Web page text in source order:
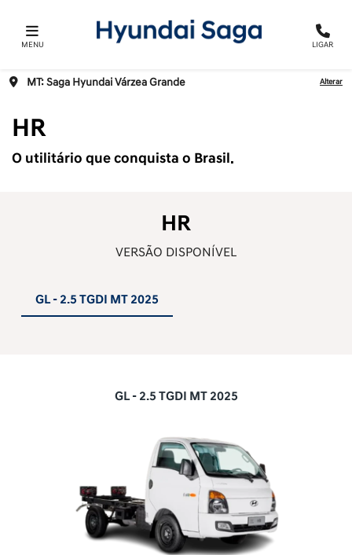
MENU LIGAR
MT: Saga Hyundai Várzea Grande Alterar
HR
O utilitário que conquista o Brasil.
HR
VERSÃO DISPONÍVEL
GL - 2.5 TGDI MT 2025
GL - 2.5 TGDI MT 2025